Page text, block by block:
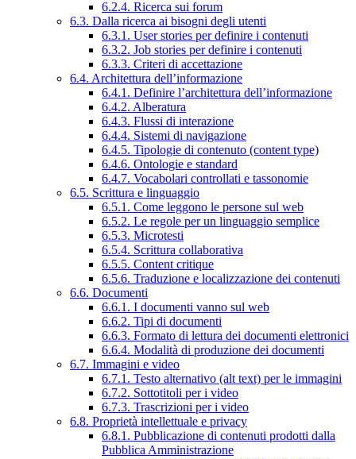
6.2.4. Ricerca sui forum
6.3. Dalla ricerca ai bisogni degli utenti
6.3.1. User stories per definire i contenuti
6.3.2. Job stories per definire i contenuti
6.3.3. Criteri di accettazione
6.4. Architettura dell’informazione
6.4.1. Definire l’architettura dell’informazione
6.4.2. Alberatura
6.4.3. Flussi di interazione
6.4.4. Sistemi di navigazione
6.4.5. Tipologie di contenuto (content type)
6.4.6. Ontologie e standard
6.4.7. Vocabolari controllati e tassonomie
6.5. Scrittura e linguaggio
6.5.1. Come leggono le persone sul web
6.5.2. Le regole per un linguaggio semplice
6.5.3. Microtesti
6.5.4. Scrittura collaborativa
6.5.5. Content critique
6.5.6. Traduzione e localizzazione dei contenuti
6.6. Documenti
6.6.1. I documenti vanno sul web
6.6.2. Tipi di documenti
6.6.3. Formato di lettura dei documenti elettronici
6.6.4. Modalità di produzione dei documenti
6.7. Immagini e video
6.7.1. Testo alternativo (alt text) per le immagini
6.7.2. Sottotitoli per i video
6.7.3. Trascrizioni per i video
6.8. Proprietà intellettuale e privacy
6.8.1. Pubblicazione di contenuti prodotti dalla
Pubblica Amministrazione